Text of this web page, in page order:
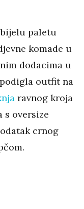
paletu
komade u
dodacima u
outfit na
ravnog kroja
s oversize
crnog